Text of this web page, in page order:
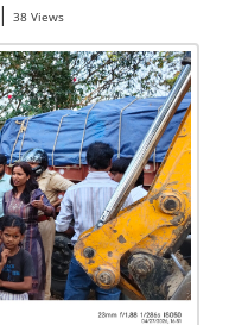
38 Views